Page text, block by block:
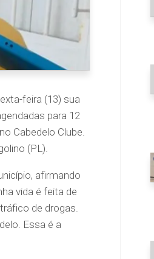
feira (13) sua
para 12
Cabedelo Clube.
(PL).
afirmando
vida é feita de
de drogas.
Essa é a